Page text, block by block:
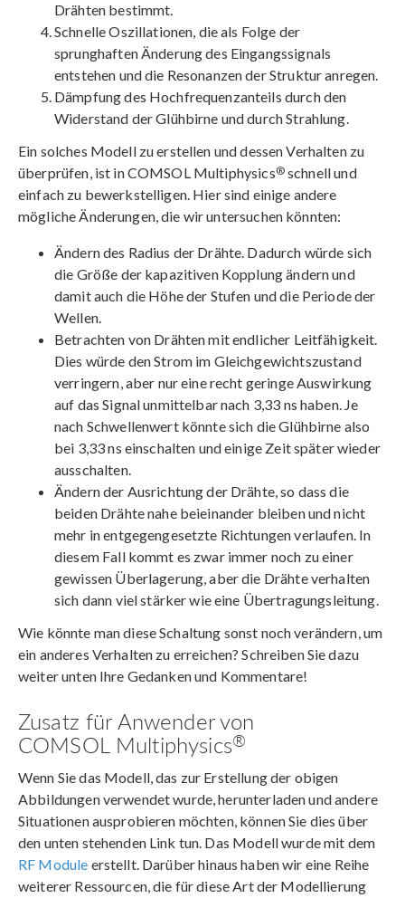
Drähten bestimmt.
Schnelle Oszillationen, die als Folge der
sprunghaften Änderung des Eingangssignals
entstehen und die Resonanzen der Struktur anregen.
Dämpfung des Hochfrequenzanteils durch den
Widerstand der Glühbirne und durch Strahlung.
Ein solches Modell zu erstellen und dessen Verhalten zu
überprüfen, ist in COMSOL Multiphysics®schnell und
einfach zu bewerkstelligen. Hier sind einige andere
mögliche Änderungen, die wir untersuchen könnten:
Ändern des Radius der Drähte. Dadurch würde sich
die Größe der kapazitiven Kopplung ändern und
damit auch die Höhe der Stufen und die Periode der
Wellen.
Betrachten von Drähten mit endlicher Leitfähigkeit.
Dies würde den Strom im Gleichgewichtszustand
verringern, aber nur eine recht geringe Auswirkung
auf das Signal unmittelbar nach 3,33 ns haben. Je
nach Schwellenwert könnte sich die Glühbirne also
bei 3,33 ns einschalten und einige Zeit später wieder
ausschalten.
Ändern der Ausrichtung der Drähte, so dass die
beiden Drähte nahe beieinander bleiben und nicht
mehr in entgegengesetzte Richtungen verlaufen. In
diesem Fall kommt es zwar immer noch zu einer
gewissen Überlagerung, aber die Drähte verhalten
sich dann viel stärker wie eine Übertragungsleitung.
Wie könnte man diese Schaltung sonst noch verändern, um
ein anderes Verhalten zu erreichen? Schreiben Sie dazu
weiter unten Ihre Gedanken und Kommentare!
Zusatz für Anwender von
COMSOL Multiphysics®
Wenn Sie das Modell, das zur Erstellung der obigen
Abbildungen verwendet wurde, herunterladen und andere
Situationen ausprobieren möchten, können Sie dies über
den unten stehenden Link tun. Das Modell wurde mit dem
RF Module erstellt. Darüber hinaus haben wir eine Reihe
weiterer Ressourcen, die für diese Art der Modellierung